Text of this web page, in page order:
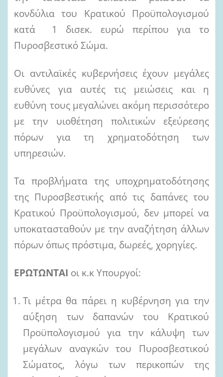
κονδύλια του Κρατικού Προϋπολογισμού
κατά 1 δισεκ. ευρώ περίπου για το
Πυροσβεστικό Σώμα.
Οι αντιλαϊκές κυβερνήσεις έχουν μεγάλες
ευθύνες για αυτές τις μειώσεις και η
ευθύνη τους μεγαλώνει ακόμη περισσότερο
με την υιοθέτηση πολιτικών εξεύρεσης
πόρων για τη χρηματοδότηση των
υπηρεσιών.
Τα προβλήματα της υποχρηματοδότησης
της Πυροσβεστικής από τις δαπάνες του
Κρατικού Προϋπολογισμού, δεν μπορεί να
υποκατασταθούν με την αναζήτηση άλλων
πόρων όπως πρόστιμα, δωρεές, χορηγίες.
ΕΡΩΤΩΝΤΑΙ οι κ.κ Υπουργοί:
Τι μέτρα θα πάρει η κυβέρνηση για την
αύξηση των δαπανών του Κρατικού
Προϋπολογισμού για την κάλυψη των
μεγάλων αναγκών του Πυροσβεστικού
Σώματος, λόγω των περικοπών της